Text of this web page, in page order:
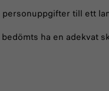
till ett
ha en adekvat